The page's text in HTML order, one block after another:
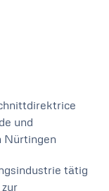
und
Nürtingen
tätig